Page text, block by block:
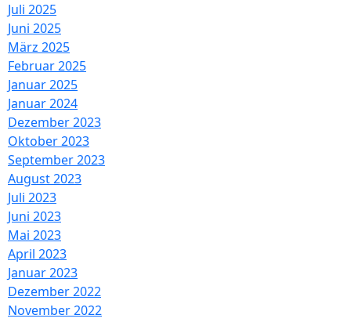
Juli 2025
Juni 2025
März 2025
Februar 2025
Januar 2025
Januar 2024
Dezember 2023
Oktober 2023
September 2023
August 2023
Juli 2023
Juni 2023
Mai 2023
April 2023
Januar 2023
Dezember 2022
November 2022